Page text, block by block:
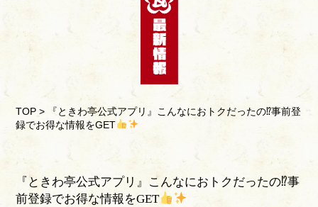
TOP >
『ときわ亭公式アプリ』こんなにおトクだったの⁉事前登
録でお得な情報をGET
『ときわ亭公式アプリ』こんなにおトクだったの⁉事
前登録でお得な情報をGET